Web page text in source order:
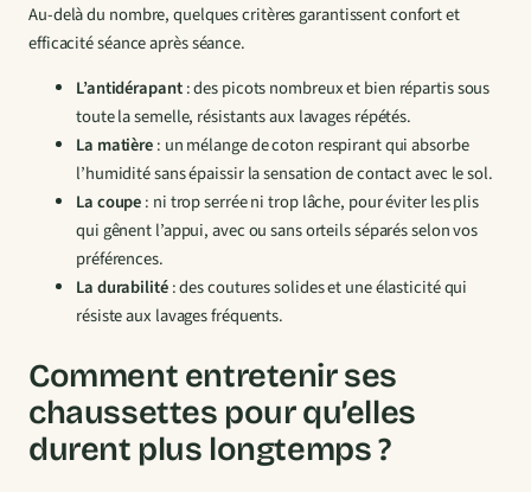
Au-delà du nombre, quelques critères garantissent confort et
efficacité séance après séance.
L’antidérapant: des picots nombreux et bien répartis sous
toute la semelle, résistants aux lavages répétés.
La matière: un mélange de coton respirant qui absorbe
l’humidité sans épaissir la sensation de contact avec le sol.
La coupe: ni trop serrée ni trop lâche, pour éviter les plis
qui gênent l’appui, avec ou sans orteils séparés selon vos
préférences.
La durabilité: des coutures solides et une élasticité qui
résiste aux lavages fréquents.
Comment entretenir ses
chaussettes pour qu’elles
durent plus longtemps ?